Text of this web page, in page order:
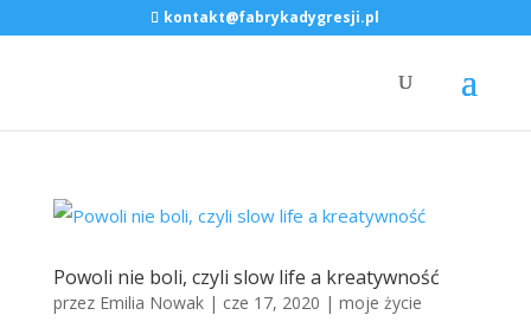
kontakt@fabrykadygresji.pl
Powoli nie boli, czyli slow life a kreatywność
przez Emilia Nowak| cze 17, 2020 | moje życie